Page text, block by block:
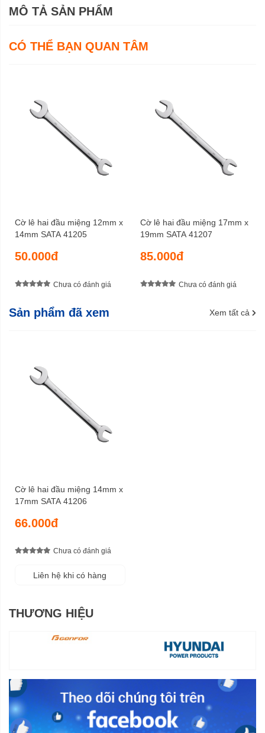
MÔ TẢ SẢN PHẨM
CÓ THỂ BẠN QUAN TÂM
Cờ lê hai đầu miệng 12mm x
14mm SATA 41205
50.000đ
Chưa có đánh giá
Cờ lê hai đầu miệng 17mm x
19mm SATA 41207
85.000đ
Chưa có đánh giá
Sản phẩm đã xem Xem tất cả
Cờ lê hai đầu miệng 14mm x
17mm SATA 41206
66.000đ
Chưa có đánh giá
Liên hệ khi có hàng
THƯƠNG HIỆU